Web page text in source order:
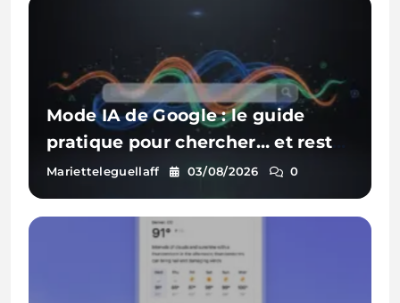
Mode IA de Google : le guide
pratique pour chercher… et rester
visible
Marietteleguellaff 03/08/2026 0